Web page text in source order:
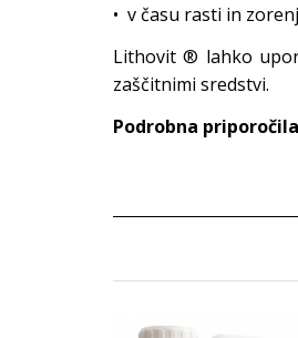
• v času rasti in
Lithovit ® lahko
zaščitnimi sredstvi.
Podrobna